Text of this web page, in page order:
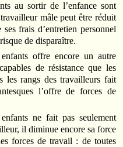
au sortir de l’enfance sont
mâle peut être réduit
frais d’entretien personnel
de disparaître.
offre encore un autre
de résistance que les
les rangs des travailleurs fait
l’offre de forces de
ne fait pas seulement
il diminue encore sa force
forces de travail : de toutes